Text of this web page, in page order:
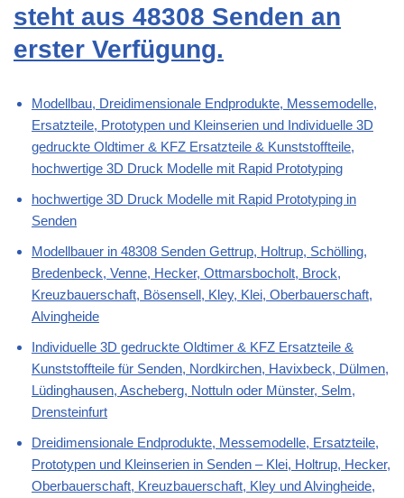
steht aus 48308 Senden an
erster Verfügung.
Modellbau, Dreidimensionale Endprodukte, Messemodelle,
Ersatzteile, Prototypen und Kleinserien und Individuelle 3D
gedruckte Oldtimer & KFZ Ersatzteile & Kunststoffteile,
hochwertige 3D Druck Modelle mit Rapid Prototyping
hochwertige 3D Druck Modelle mit Rapid Prototyping in
Senden
Modellbauer in 48308 Senden Gettrup, Holtrup, Schölling,
Bredenbeck, Venne, Hecker, Ottmarsbocholt, Brock,
Kreuzbauerschaft, Bösensell, Kley, Klei, Oberbauerschaft,
Alvingheide
Individuelle 3D gedruckte Oldtimer & KFZ Ersatzteile &
Kunststoffteile für Senden, Nordkirchen, Havixbeck, Dülmen,
Lüdinghausen, Ascheberg, Nottuln oder Münster, Selm,
Drensteinfurt
Dreidimensionale Endprodukte, Messemodelle, Ersatzteile,
Prototypen und Kleinserien in Senden – Klei, Holtrup, Hecker,
Oberbauerschaft, Kreuzbauerschaft, Kley und Alvingheide,